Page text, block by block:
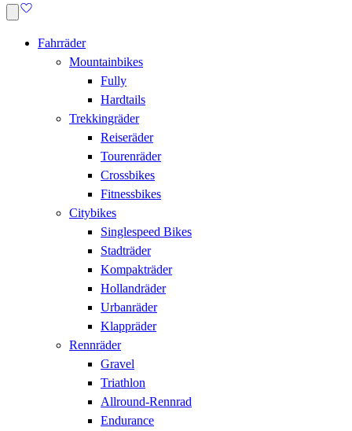
Fahrräder
Mountainbikes
Fully
Hardtails
Trekkingräder
Reiseräder
Tourenräder
Crossbikes
Fitnessbikes
Citybikes
Singlespeed Bikes
Stadträder
Kompakträder
Hollandräder
Urbanräder
Klappräder
Rennräder
Gravel
Triathlon
Allround-Rennrad
Endurance